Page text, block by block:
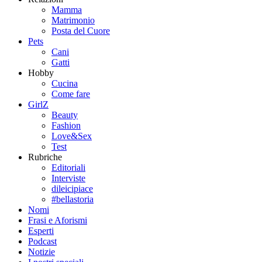
Mamma
Matrimonio
Posta del Cuore
Pets
Cani
Gatti
Hobby
Cucina
Come fare
GirlZ
Beauty
Fashion
Love&Sex
Test
Rubriche
Editoriali
Interviste
dileicipiace
#bellastoria
Nomi
Frasi e Aforismi
Esperti
Podcast
Notizie